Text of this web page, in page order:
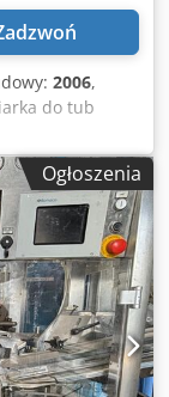
2006,
do tub
do 70 tubek
tak, aby
przy
plastikowe i
firmy Norden.
Kluczowe
– Objętość
mm –
kaseta –
sprawny
Ogłoszenia